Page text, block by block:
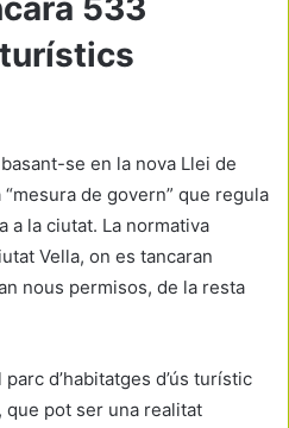
533
se en la nova Llei de
de govern” que regula
a la ciutat. La normativa
Vella, on es tancaran
nous permisos, de la resta
parc d’habitatges d’ús turístic
que pot ser una realitat